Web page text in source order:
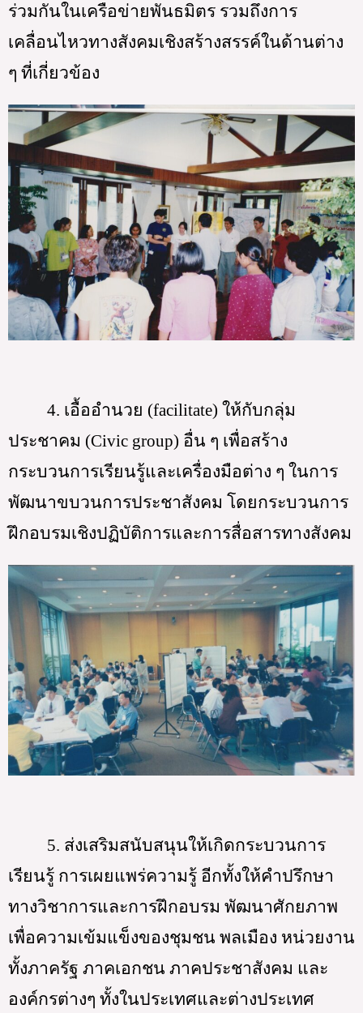
ร่วมกันในเครือข่ายพันธมิตร รวมถึงการ
เคลื่อนไหวทางสังคมเชิงสร้างสรรค์ในด้านต่าง
ๆ ที่เกี่ยวข้อง
4. เอื้ออำนวย (facilitate) ให้กับกลุ่ม
ประชาคม (Civic group) อื่น ๆ เพื่อสร้าง
กระบวนการเรียนรู้และเครื่องมือต่าง ๆ ในการ
พัฒนาขบวนการประชาสังคม โดยกระบวนการ
ฝึกอบรมเชิงปฏิบัติการและการสื่อสารทางสังคม
5. ส่งเสริมสนับสนุนให้เกิดกระบวนการ
เรียนรู้ การเผยแพร่ความรู้ อีกทั้งให้คำปรึกษา
ทางวิชาการและการฝึกอบรม พัฒนาศักยภาพ
เพื่อความเข้มแข็งของชุมชน พลเมือง หน่วยงาน
ทั้งภาครัฐ ภาคเอกชน ภาคประชาสังคม และ
องค์กรต่างๆ ทั้งในประเทศและต่างประเทศ